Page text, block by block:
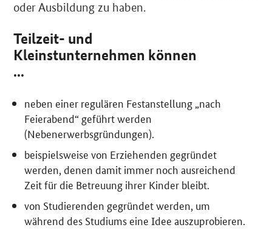
oder Ausbildung zu haben.
Teilzeit- und
Kleinstunternehmen können
...
neben einer regulären Festanstellung „nach
Feierabend“ geführt werden
(Nebenerwerbsgründungen).
beispielsweise von Erziehenden gegründet
werden, denen damit immer noch ausreichend
Zeit für die Betreuung ihrer Kinder bleibt.
von Studierenden gegründet werden, um
während des Studiums eine Idee auszuprobieren.